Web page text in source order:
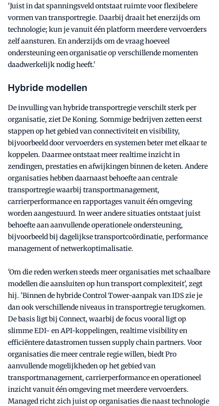
'Juist in dat spanningsveld ontstaat ruimte voor flexibelere
vormen van transportregie. Daarbij draait het enerzijds om
technologie; kun je vanuit één platform meerdere vervoerders
zelf aansturen. En anderzijds om de vraag hoeveel
ondersteuning een organisatie op verschillende momenten
daadwerkelijk nodig heeft.'
Hybride modellen
De invulling van hybride transportregie verschilt sterk per
organisatie, ziet De Koning. Sommige bedrijven zetten eerst
stappen op het gebied van connectiviteit en visibility,
bijvoorbeeld door vervoerders en systemen beter met elkaar te
koppelen. Daarmee ontstaat meer realtime inzicht in
zendingen, prestaties en afwijkingen binnen de keten. Andere
organisaties hebben daarnaast behoefte aan centrale
transportregie waarbij transportmanagement,
carrierperformance en rapportages vanuit één omgeving
worden aangestuurd. In weer andere situaties ontstaat juist
behoefte aan aanvullende operationele ondersteuning,
bijvoorbeeld bij dagelijkse transportcoördinatie, performance
management of netwerkoptimalisatie.
'Om die reden werken steeds meer organisaties met schaalbare
modellen die aansluiten op hun transport complexiteit', zegt
hij. 'Binnen de hybride Control Tower-aanpak van IDS zie je
dan ook verschillende niveaus in transportregie terugkomen.
De basis ligt bij Connect, waarbij de focus vooral ligt op
slimme EDI- en API-koppelingen, realtime visibility en
efficiëntere datastromen tussen supply chain partners. Voor
organisaties die meer centrale regie willen, biedt Pro
aanvullende mogelijkheden op het gebied van
transportmanagement, carrierperformance en operationeel
inzicht vanuit één omgeving met meerdere vervoerders.
Managed richt zich juist op organisaties die naast technologie